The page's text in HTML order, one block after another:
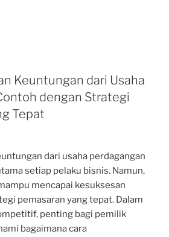
Keuntungan dari Usaha
dengan Strategi
Tepat
dari usaha perdagangan
setiap pelaku bisnis. Namun,
mencapai kesuksesan
pemasaran yang tepat. Dalam
penting bagi pemilik
bagaimana cara